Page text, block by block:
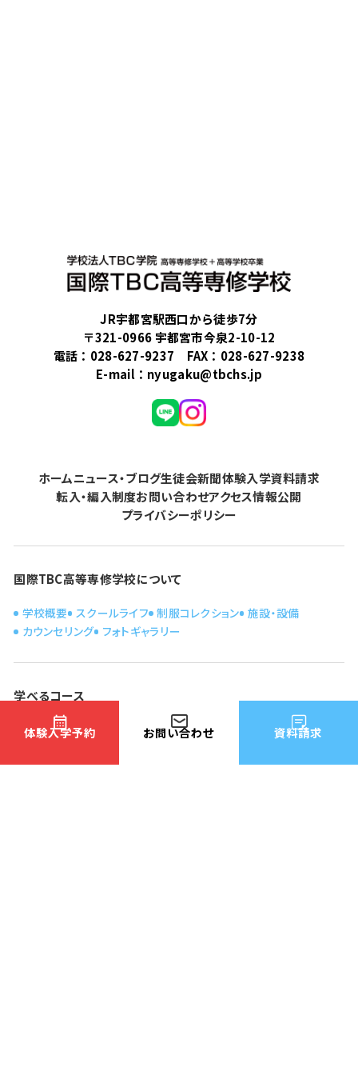
体験入学予約 お問い合わせ 資料請求
JR宇都宮駅西口から徒歩7分
〒321-0966 宇都宮市今泉2-10-12
電話： 028-627-9237 FAX：028-627-9238
E-mail： nyugaku@tbchs.jp
ホームニュース・ブログ生徒会新聞体験入学資料請求
転入・編入制度お問い合わせアクセス情報公開
プライバシーポリシー
国際TBC高等専修学校について
学校概要 スクールライフ 制服コレクション 施設・設備
カウンセリング フォトギャラリー
学べるコース
情報ライセンスコース
CG・まんがコース
ペット総合コース 総合ビジネスコース